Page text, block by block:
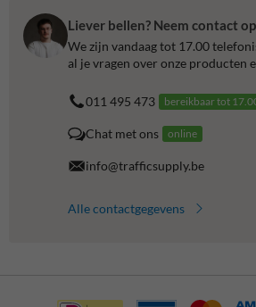
Liever bellen? Neem contact
We zijn vandaag tot 17.00
al je vragen over onze producten
011 495 473 bereikbaar tot
Chat met ons online
info@trafficsupply.be
Alle contactgegevens